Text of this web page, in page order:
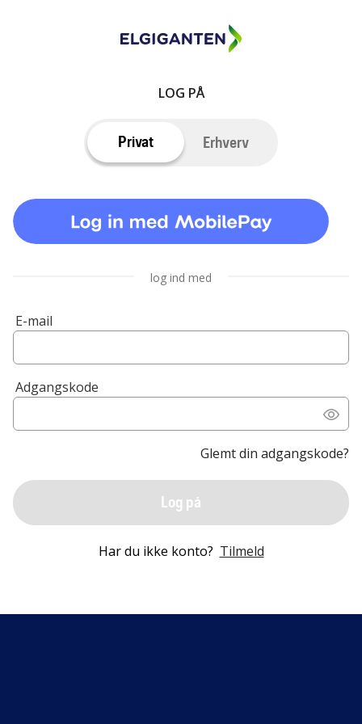
LOG PÅ
Privat Erhverv
log ind med
E-mail
Adgangskode
Glemt din adgangskode?
Log på
Har du ikke konto? Tilmeld